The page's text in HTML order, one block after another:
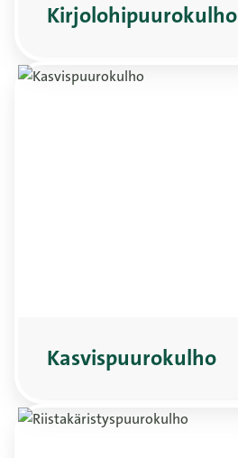
Kirjolohipuurokulho
Kasvispuurokulho